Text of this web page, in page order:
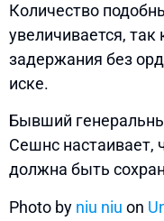
Количество
увеличивается,
задержания без
иске.
Бывший
Сешнс настаивает,
должна быть
Photo by niu niu on